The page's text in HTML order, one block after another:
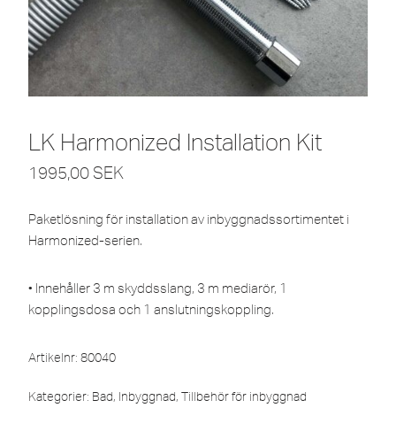
LK Harmonized Installation Kit
1995,00 SEK
Paketlösning för installation av inbyggnadssortimentet i
Harmonized-serien.
• Innehåller 3 m skyddsslang, 3 m mediarör, 1
kopplingsdosa och 1 anslutningskoppling.
Artikelnr: 80040
Kategorier: Bad, Inbyggnad, Tillbehör för inbyggnad